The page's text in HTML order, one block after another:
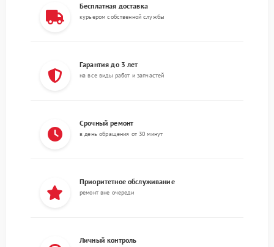
Бесплатная доставка
курьером собственной службы
Гарантия до 3 лет
на все виды работ и запчастей
Срочный ремонт
в день обращения от 30 минут
Приоритетное обслуживание
ремонт вне очереди
Личный контроль